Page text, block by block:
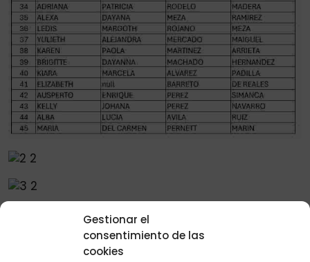
Gestionar el
consentimiento de las
cookies